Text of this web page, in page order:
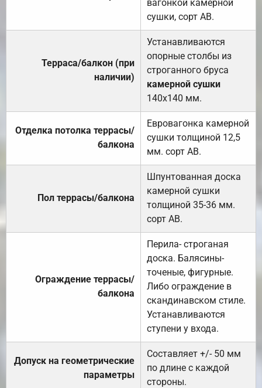
вагонкой камерной
сушки, сорт АВ.
Терраса/балкон (при
наличии)
Устанавливаются
опорные столбы из
строганного бруса
камерной сушки
140х140 мм.
Отделка потолка террасы/
балкона
Евровагонка камерной
сушки толщиной 12,5
мм. сорт АВ.
Пол террасы/балкона
Шпунтованная доска
камерной сушки
толщиной 35-36 мм.
сорт АВ.
Ограждение террасы/
балкона
Перила- строганая
доска. Балясины-
точеные, фигурные.
Либо ограждение в
скандинавском стиле.
Устанавливаются
ступени у входа.
Допуск на геометрические
параметры
Составляет +/- 50 мм
по длине с каждой
стороны.